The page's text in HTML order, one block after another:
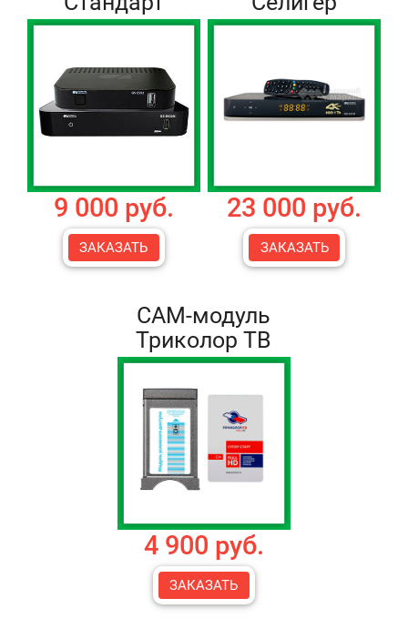
9 000 руб.
ЗАКАЗАТЬ
23 000 руб.
ЗАКАЗАТЬ
CAM-модуль
Триколор ТВ
4 900 руб.
ЗАКАЗАТЬ